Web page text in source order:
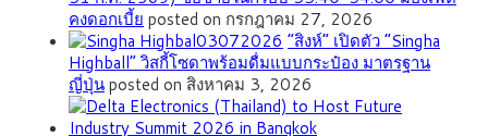
คงดอกเบี้ย posted on กรกฎาคม 27, 2026
“สิงห์” เปิดตัว “Singha
Highball” วิสกี้โซดาพร้อมดื่มแบบกระป๋อง มาตรฐาน
ญี่ปุ่นposted on สิงหาคม 3, 2026